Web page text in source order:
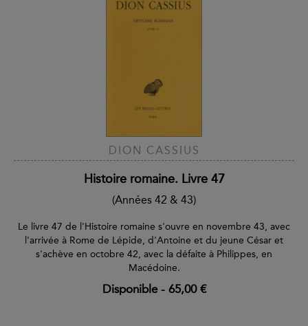
DION CASSIUS
Histoire romaine. Livre 47
(Années 42 & 43)
Le livre 47 de l'Histoire romaine s'ouvre en novembre 43, avec
l'arrivée à Rome de Lépide, d'Antoine et du jeune César et
s'achève en octobre 42, avec la défaite à Philippes, en
Macédoine.
Disponible- 65,00 €